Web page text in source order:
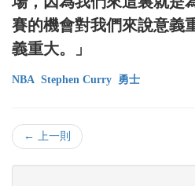
賽的機會對我們來說意義
義重大。」
NBA Stephen Curry 勇士
← 上一則